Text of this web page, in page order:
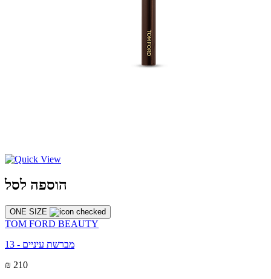
הוספה לסל
ONE SIZE
TOM FORD BEAUTY
מברשת עיניים - 13
₪ 210